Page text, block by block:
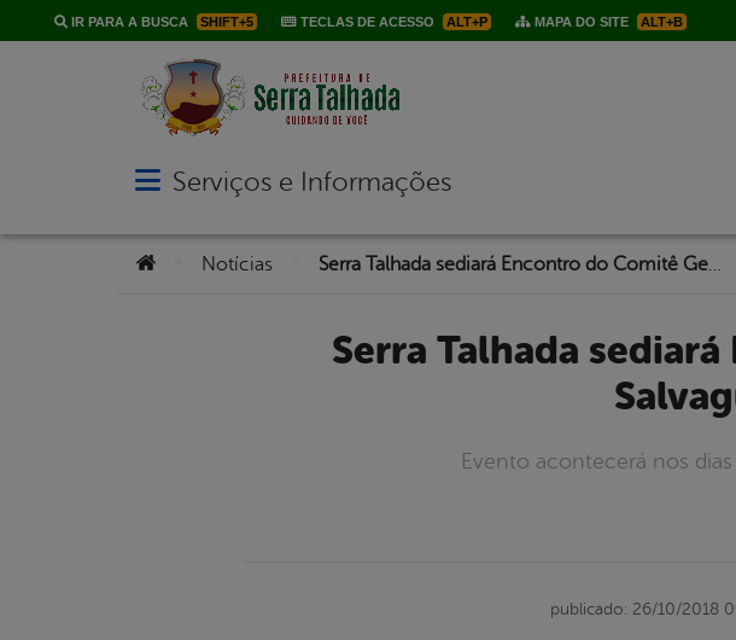
IR PARA A BUSCA SHIFT+5 TECLAS DE ACESSO ALT+P MAPA DO SITE ALT+B
Abrir menu principal de navegação
Serviços e Informações
Você está aqui:
Notícias
Serra Talhada sediará Encontro do Comitê Gestor de
Evento acontecerá nos
publicado: 26/10/2018